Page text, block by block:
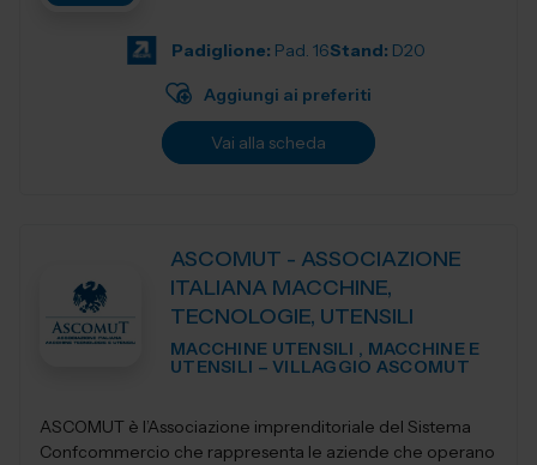
Padiglione: Pad. 16Stand: D20
Aggiungi ai preferiti
Vai alla scheda
ASCOMUT - ASSOCIAZIONE
ITALIANA MACCHINE,
TECNOLOGIE, UTENSILI
MACCHINE UTENSILI , MACCHINE E
UTENSILI – VILLAGGIO ASCOMUT
ASCOMUT è l’Associazione imprenditoriale del Sistema
Confcommercio che rappresenta le aziende che operano